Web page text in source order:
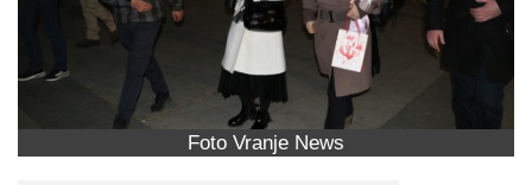
Foto Vranje News